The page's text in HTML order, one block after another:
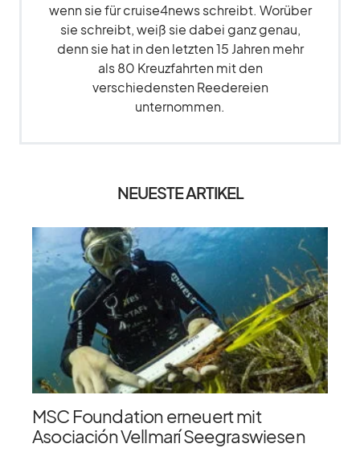
wenn sie für cruise4news schreibt. Worüber
sie schreibt, weiß sie dabei ganz genau,
denn sie hat in den letzten 15 Jahren mehr
als 80 Kreuzfahrten mit den
verschiedensten Reedereien
unternommen.
NEUESTE ARTIKEL
MSC Foundation erneuert mit
Asociación Vellmarí Seegraswiesen